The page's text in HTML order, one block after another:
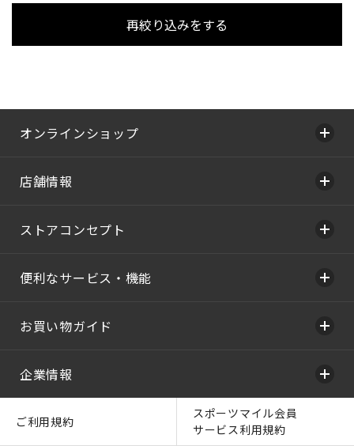
再絞り込みをする
オンラインショップ
店舗情報
ストアコンセプト
便利なサービス・機能
お買い物ガイド
企業情報
ご利用規約
スポーツマイル会員
サービス利用規約